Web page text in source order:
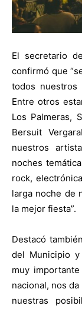
El secretario
confirmó que
todos nuestros
Entre otros
Los Palmeras,
Bersuit
nuestros
noches
rock,
larga noche de
la mejor fiesta”.
Destacó
del Municipio y
muy
nacional, nos
nuestras